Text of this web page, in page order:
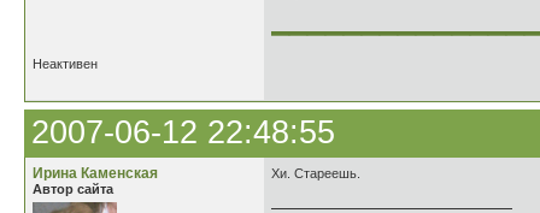
Неактивен
2007-06-12 22:48:55
Ирина Каменская
Автор сайта
Хи. Стареешь.